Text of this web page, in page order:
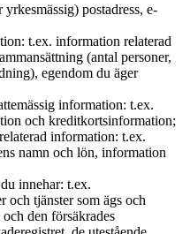
postadress, e-
t.ex. information relaterad
(antal personer,
egendom du äger
information: t.ex.
och kreditkortsinformation;
information: t.ex.
namn och lön, information
innehar: t.ex.
och tjänster som ägs och
den försäkrades